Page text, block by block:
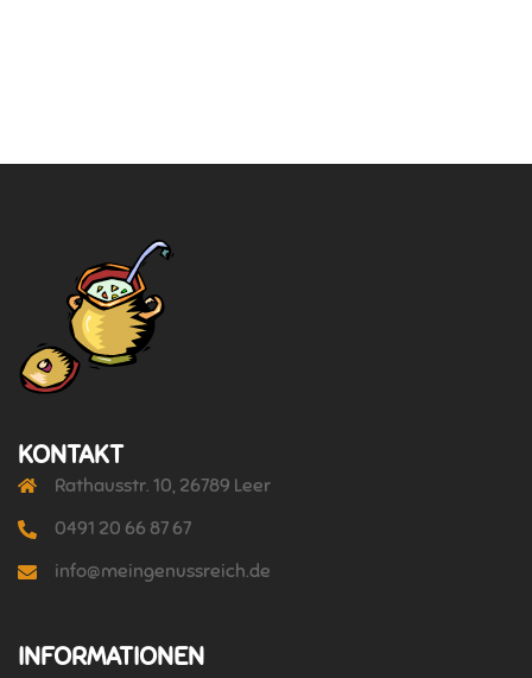
KONTAKT
Rathausstr. 10, 26789 Leer
0491 20 66 87 67
info@meingenussreich.de
INFORMATIONEN